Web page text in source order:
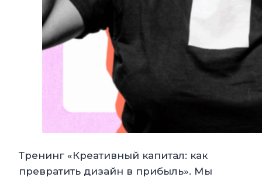
Тренинг «Креативный капитал: как
превратить дизайн в прибыль». Мы